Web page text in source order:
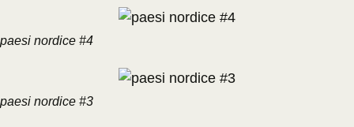
paesi nordice #4
paesi nordice #3